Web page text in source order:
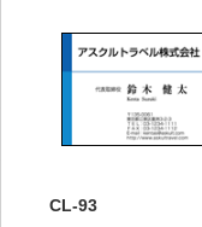
CL-93